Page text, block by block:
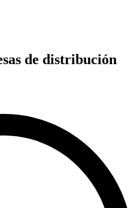
de distribución